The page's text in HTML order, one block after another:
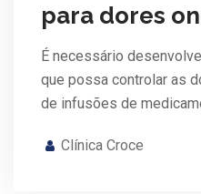
para dores
É necessário
que possa controlar as
de infusões de
Clínica Croce